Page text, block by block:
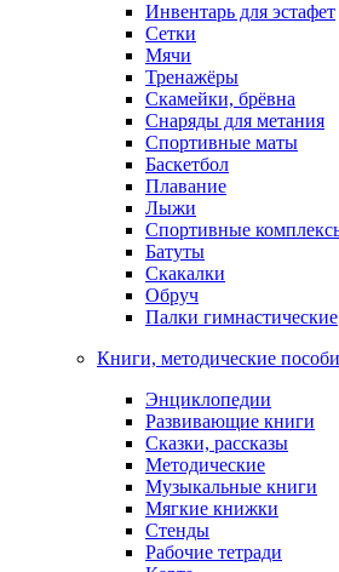
Инвентарь для эстафет
Сетки
Мячи
Тренажёры
Скамейки, брёвна
Снаряды для метания
Спортивные маты
Баскетбол
Плавание
Лыжи
Спортивные
Батуты
Скакалки
Обруч
Палки гимнастические
Книги, методические
Энциклопедии
Развивающие книги
Сказки, рассказы
Методические
Музыкальные книги
Мягкие книжки
Стенды
Рабочие тетради